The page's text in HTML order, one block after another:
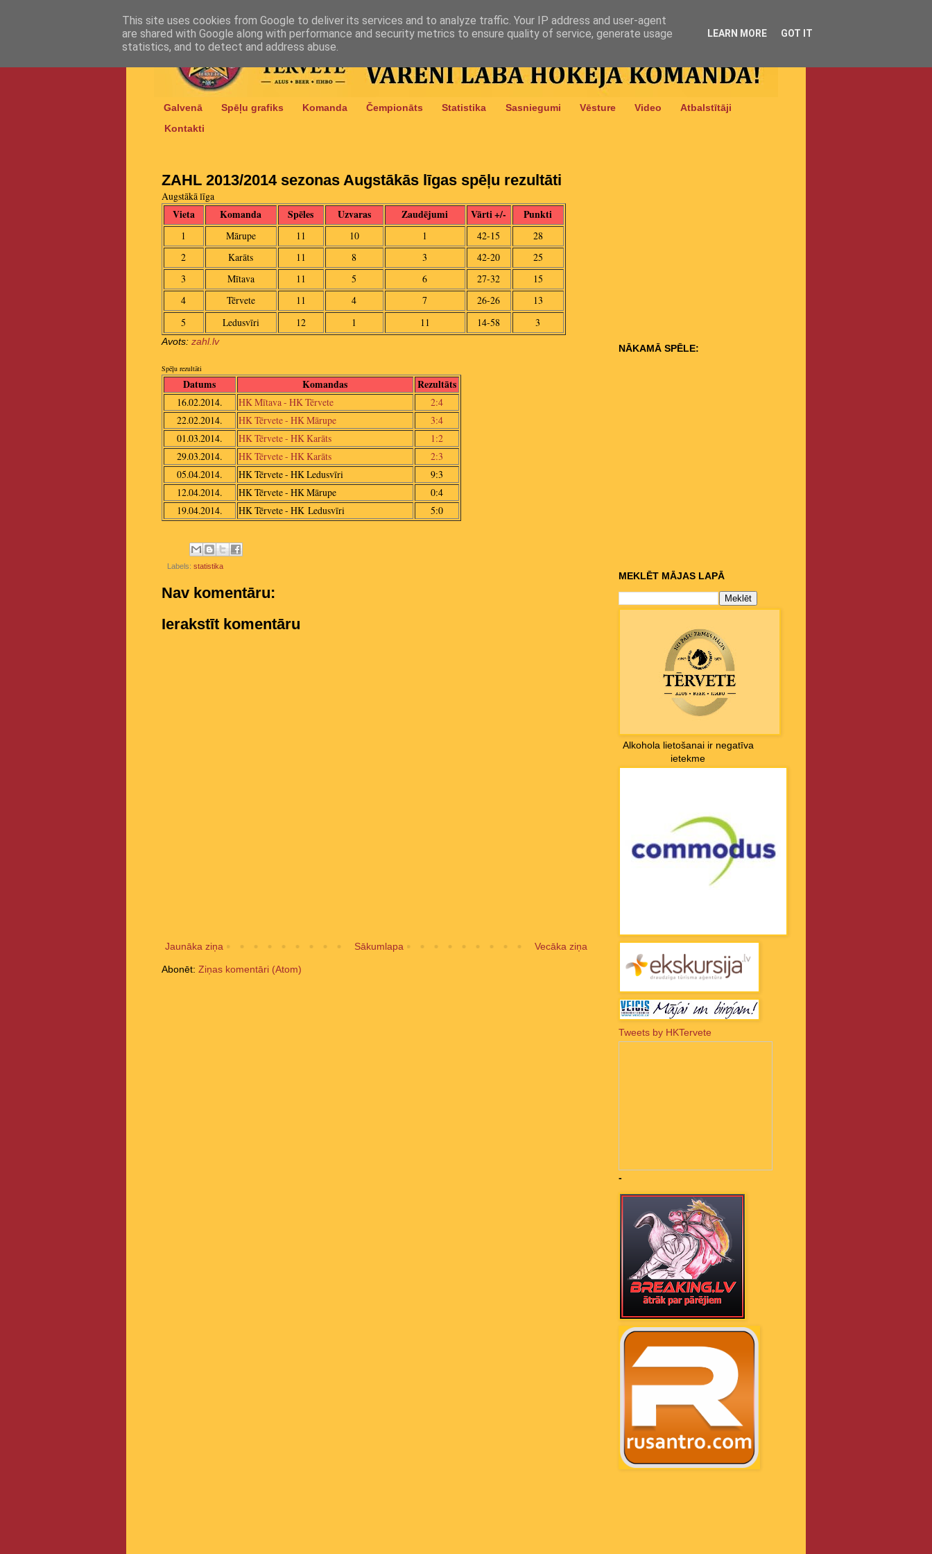
Galvenā Spēļu grafiks Komanda Čempionāts Statistika Sasniegumi Vēsture Video
Atbalstītāji
Kontakti
ZAHL 2013/2014 sezonas Augstākās līgas spēļu rezultāti
Augstākā līga
Vieta Komanda Spēles Uzvaras Zaudējumi Vārti +/- Punkti
1 Mārupe 11 10 1 42-15
28
2
Karāts 11 8 3 42-20
25
3
Mītava 11 5 6 27-32
15
4
Tērvete 11 4 7 26-26
13
5
Ledusvīri 12 1 11 14-58 3
Avots: zahl.lv
Spēļu rezultāti
Datums Komandas Rezultāts
16.02.2014. HK Mītava - HK Tērvete
2:4
22.02.2014.
HK Tērvete - HK Mārupe
3:4
01.03.2014.
HK Tērvete - HK Karāts
1:2
29.03.2014.
HK Tērvete - HK Karāts
2:3
05.04.2014.
HK Tērvete - HK Ledusvīri
9:3
12.04.2014.
HK Tērvete - HK Mārupe
0:4
19.04.2014.
HK Tērvete - HK Ledusvīri 5:0
Labels: statistika
Nav komentāru:
Ierakstīt komentāru
Jaunāka ziņa Vecāka ziņa
Sākumlapa
Abonēt: Ziņas komentāri (Atom)
NĀKAMĀ SPĒLE:
MEKLĒT MĀJAS LAPĀ
Alkohola lietošanai ir negatīva
ietekme
Tweets by HKTervete
-
This site uses cookies from Google to deliver its services and to analyze traffic. Your IP address and user-agent
are shared with Google along with performance and security metrics to ensure quality of service, generate usage
statistics, and to detect and address abuse.
LEARN MORE GOT IT